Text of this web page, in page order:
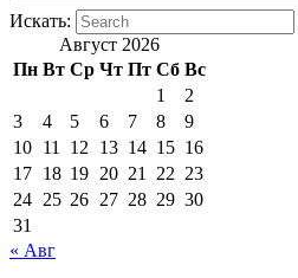
Искать:
Август 2026
Пн Вт Ср Чт Пт Сб Вс
1
2
3
4 5 6 7 8
9
10 11 12 13 14 15 16
17 18 19 20 21 22 23
24 25 26 27 28 29 30
31
« Авг